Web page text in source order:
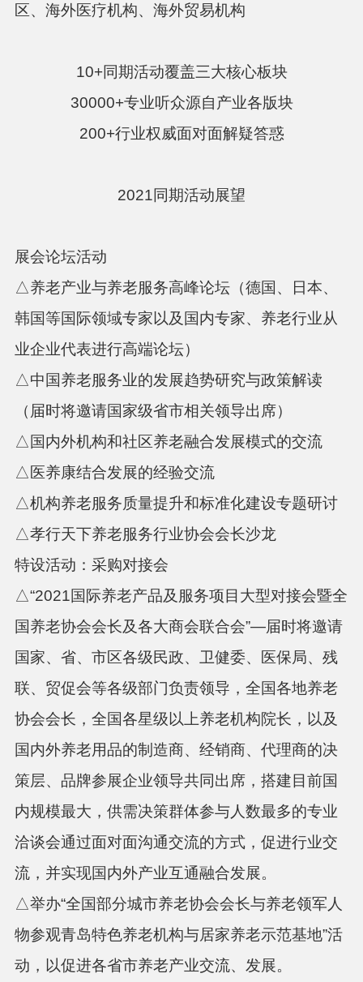
区、海外医疗机构、海外贸易机构
10+同期活动覆盖三大核心板块
30000+专业听众源自产业各版块
200+行业权威面对面解疑答惑
2021同期活动展望
展会论坛活动
△养老产业与养老服务高峰论坛（德国、日本、
韩国等国际领域专家以及国内专家、养老行业从
业企业代表进行高端论坛）
△中国养老服务业的发展趋势研究与政策解读
（届时将邀请国家级省市相关领导出席）
△国内外机构和社区养老融合发展模式的交流
△医养康结合发展的经验交流
△机构养老服务质量提升和标准化建设专题研讨
△孝行天下养老服务行业协会会长沙龙
特设活动：采购对接会
△“2021国际养老产品及服务项目大型对接会暨全
国养老协会会长及各大商会联合会”—届时将邀请
国家、省、市区各级民政、卫健委、医保局、残
联、贸促会等各级部门负责领导，全国各地养老
协会会长，全国各星级以上养老机构院长，以及
国内外养老用品的制造商、经销商、代理商的决
策层、品牌参展企业领导共同出席，搭建目前国
内规模最大，供需决策群体参与人数最多的专业
洽谈会通过面对面沟通交流的方式，促进行业交
流，并实现国内外产业互通融合发展。
△举办“全国部分城市养老协会会长与养老领军人
物参观青岛特色养老机构与居家养老示范基地”活
动，以促进各省市养老产业交流、发展。